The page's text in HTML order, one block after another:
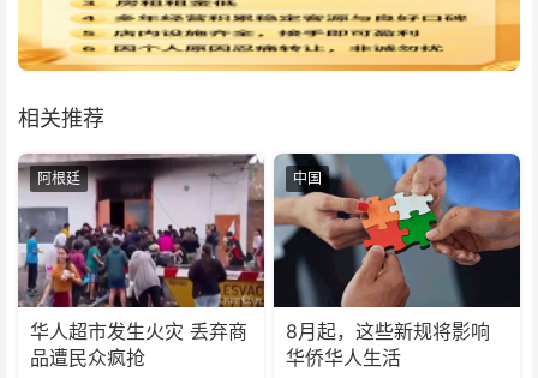
相关推荐
阿根廷
华人超市发生火灾 丢弃商
品遭民众疯抢
中国
8月起，这些新规将影响
华侨华人生活